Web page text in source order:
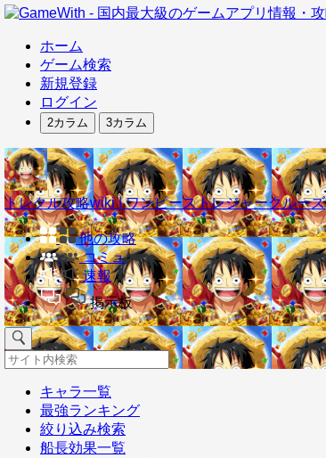
ホーム
ゲーム検索
新規登録
ログイン
2カラム 3カラム
トレクル攻略wiki | ワンピーストレジャークルーズ
他の攻略
コミュ
速報
掲示板
キャラ一覧
最強ランキング
絞り込み検索
船長効果一覧